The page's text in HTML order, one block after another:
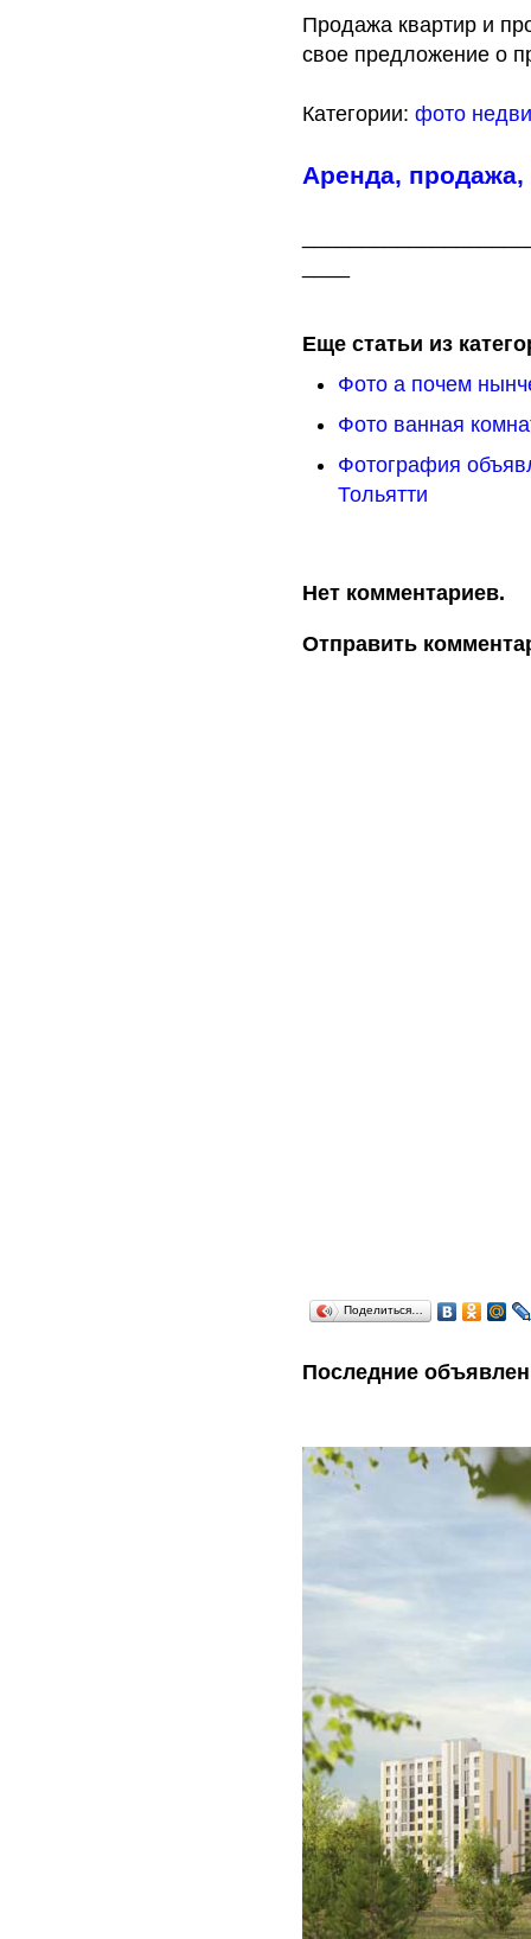
Продажа квартир и
свое предложение о
Категории: фото
Аренда,
Еще статьи из
Фото а почем
Фото ванная
Фотография
Тольятти
Нет комментариев.
Отправить
Поделиться…
Последние